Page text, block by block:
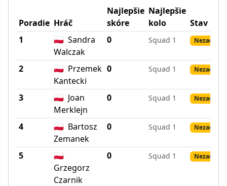
Poradie Hráč
Najlepšie
skóre
Najlepšie
kolo
Stav
1
🇵🇱 Sandra
Walczak
0 Squad 1
2 🇵🇱 Przemek
Kantecki
0 Squad 1
3 🇵🇱 Joan
Merklejn
0 Squad 1
4 🇵🇱 Bartosz
Zemanek
0 Squad 1
5
🇵🇱
Grzegorz
Czarnik
0 Squad 1